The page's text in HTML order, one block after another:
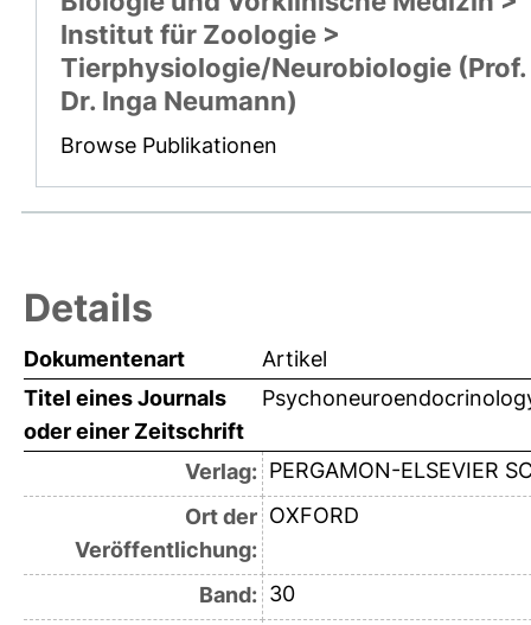
Institut für Zoologie >
Tierphysiologie/Neurobiologie (Prof.
Dr. Inga Neumann)
Browse Publikationen
Details
Dokumentenart
Artikel
Titel eines Journals
oder einer Zeitschrift
Verlag: PERGAMON-ELSEVIER
Ort der
Veröffentlichung:
OXFORD
Band: 30